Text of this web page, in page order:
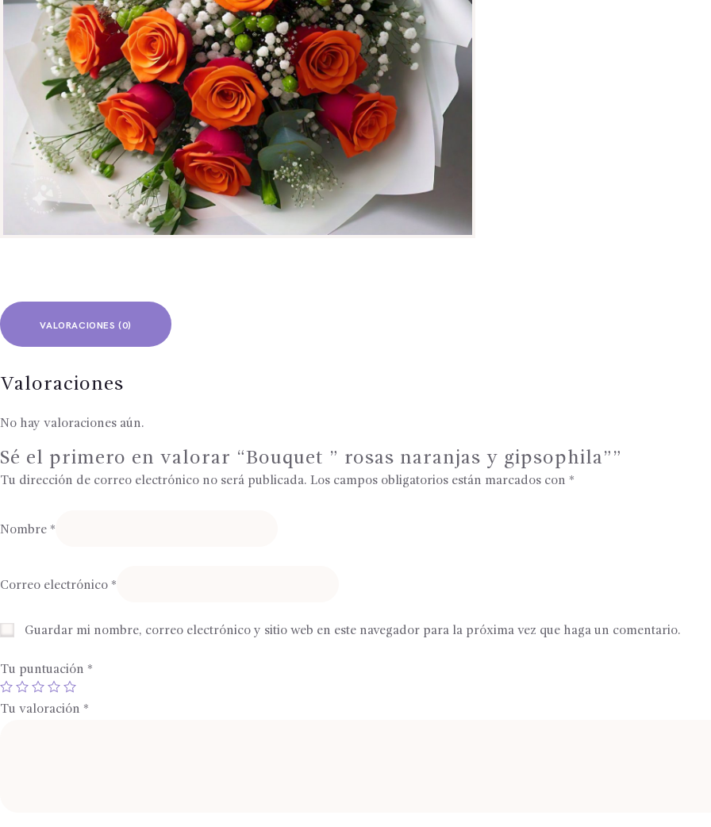
VALORACIONES (0)
Valoraciones
No hay valoraciones aún.
Sé el primero en valorar “Bouquet ” rosas naranjas y gipsophila””
Tu dirección de correo electrónico no será publicada. Los campos obligatorios están marcados con *
Nombre *
Correo electrónico *
Guardar mi nombre, correo electrónico y sitio web en este navegador para la próxima vez que haga un comentario.
Tu puntuación *
Tu valoración *